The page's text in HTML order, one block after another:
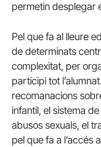
permetin desplegar
Pel que fa al lleure
de determinats
complexitat, per
participi tot
recomanacions
infantil, el sistema
abusos sexuals, el
pel que fa a l’accés